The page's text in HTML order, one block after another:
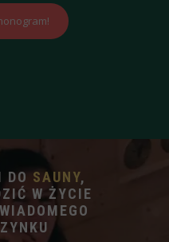
DO SAUNY,
W ŻYCIE